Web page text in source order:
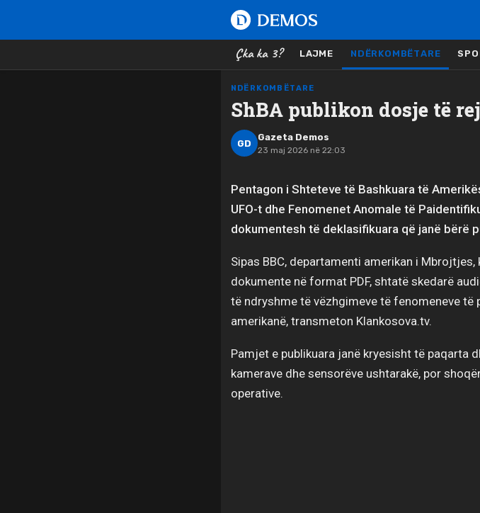
Çka ka 3? LAJME NDËRKOMBËTARE
NDËRKOMBËTARE
ShBA publikon dosje të
GD
Gazeta Demos
23 maj 2026 në 22:03
Pentagon i Shteteve të Bashkuara të
UFO-t dhe Fenomenet Anomale të
dokumentesh të deklasifikuara që janë bërë
Sipas BBC, departamenti amerikan i
dokumente në format PDF, shtatë skedarë
të ndryshme të vëzhgimeve të fenomeneve të
amerikanë, transmeton Klankosova.tv.
Pamjet e publikuara janë kryesisht të paqarta
kamerave dhe sensorëve ushtarakë, por
operative.